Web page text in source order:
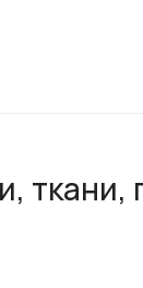
ткани,